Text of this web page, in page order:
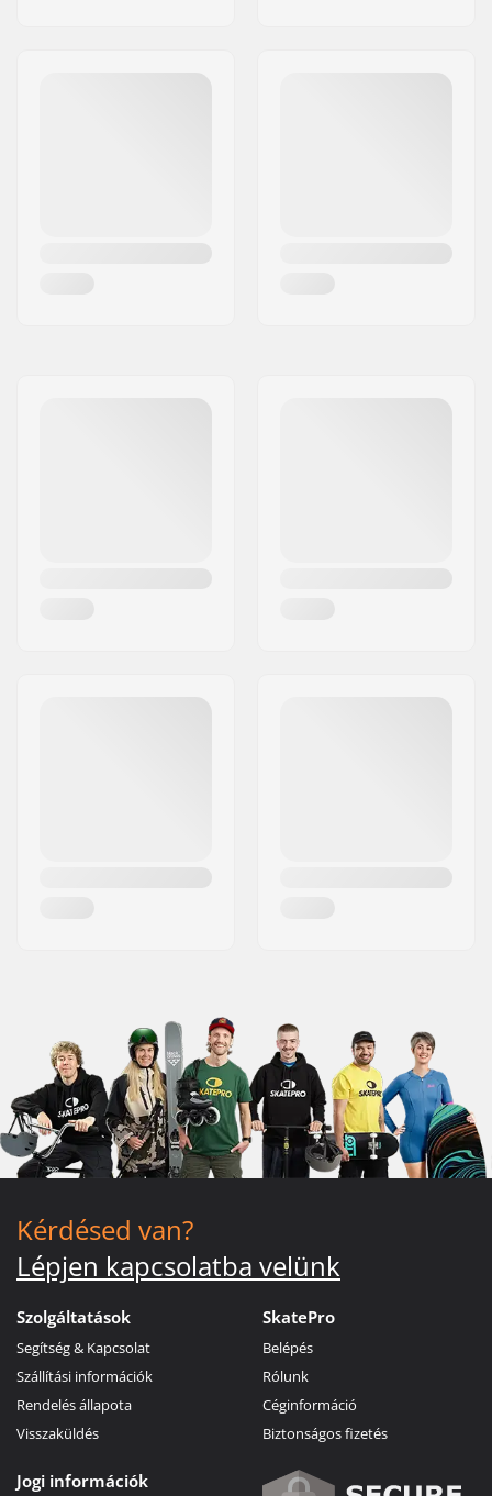
Kérdésed van?
Lépjen kapcsolatba velünk
Szolgáltatások
Segítség & Kapcsolat
Szállítási információk
Rendelés állapota
Visszaküldés
SkatePro
Belépés
Rólunk
Céginformáció
Biztonságos fizetés
Jogi információk